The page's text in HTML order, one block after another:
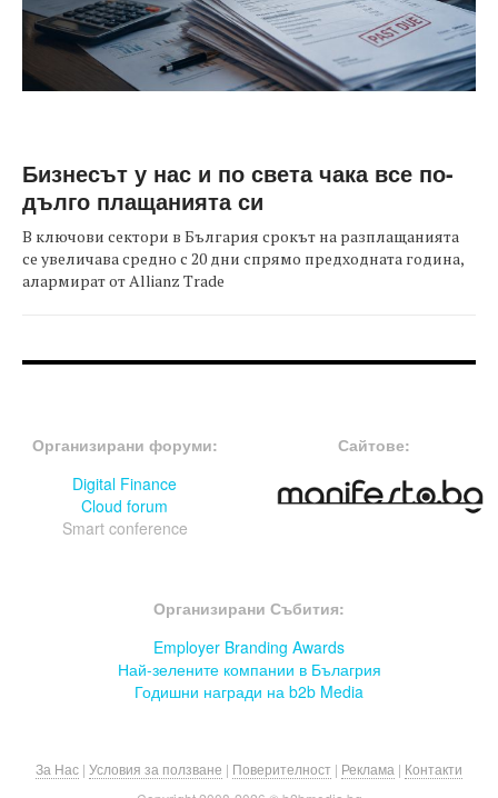
Бизнесът у нас и по света чака все по-
дълго плащанията си
В ключови сектори в България срокът на разплащанията
се увеличава средно с 20 дни спрямо предходната година,
алармират от Allianz Trade
Организирани форуми:
Digital Finance
Cloud forum
Smart conference
Сайтове:
Организирани Събития:
Employer Branding Awards
Най-зелените компании в Бълагрия
Годишни награди на b2b Media
За Нас | Условия за ползване | Поверителност | Реклама | Контакти